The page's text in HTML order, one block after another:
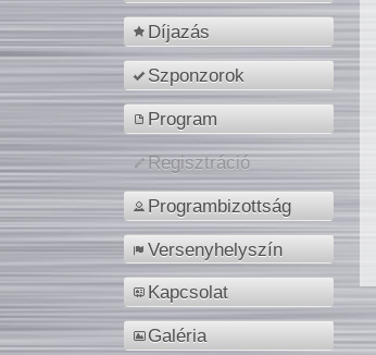
Díjazás
Szponzorok
Program
Regisztráció
Programbizottság
Versenyhelyszín
Kapcsolat
Galéria